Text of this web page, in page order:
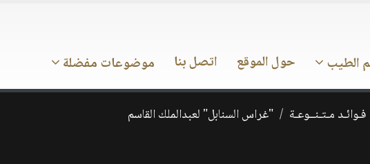
الطيب حول الموقع اتصل بنا موضوعات مفضلة
فـوائـد مـتـنــوعـة "غراس السنابل" لعبدالملك القاسم